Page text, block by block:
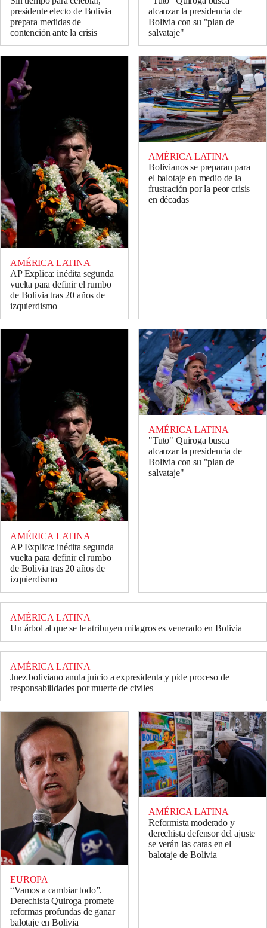
presidente electo de Bolivia
prepara medidas de
contención ante la crisis
alcanzar la presidencia de
Bolivia con su "plan de
salvataje"
AMÉRICA LATINA
AP Explica: inédita segunda
vuelta para definir el rumbo
de Bolivia tras 20 años de
izquierdismo
AMÉRICA LATINA
Bolivianos se preparan para
el balotaje en medio de la
frustración por la peor crisis
en décadas
AMÉRICA LATINA
AP Explica: inédita segunda
vuelta para definir el rumbo
de Bolivia tras 20 años de
izquierdismo
AMÉRICA LATINA
"Tuto" Quiroga busca
alcanzar la presidencia de
Bolivia con su "plan de
salvataje"
AMÉRICA LATINA
Un árbol al que se le atribuyen milagros es venerado en Bolivia
AMÉRICA LATINA
Juez boliviano anula juicio a expresidenta y pide proceso de
responsabilidades por muerte de civiles
EUROPA
“Vamos a cambiar todo”.
Derechista Quiroga promete
reformas profundas de ganar
balotaje en Bolivia
AMÉRICA LATINA
Reformista moderado y
derechista defensor del ajuste
se verán las caras en el
balotaje de Bolivia